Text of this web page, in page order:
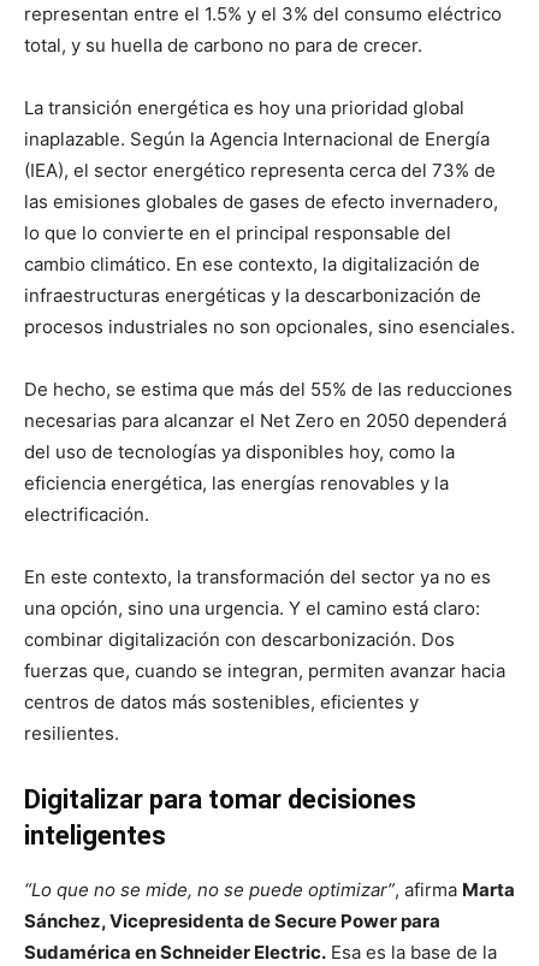
representan entre el 1.5% y el 3% del consumo eléctrico
total, y su huella de carbono no para de crecer.
La transición energética es hoy una prioridad global
inaplazable. Según la Agencia Internacional de Energía
(IEA), el sector energético representa cerca del 73% de
las emisiones globales de gases de efecto invernadero,
lo que lo convierte en el principal responsable del
cambio climático. En ese contexto, la digitalización de
infraestructuras energéticas y la descarbonización de
procesos industriales no son opcionales, sino esenciales.
De hecho, se estima que más del 55% de las reducciones
necesarias para alcanzar el Net Zero en 2050 dependerá
del uso de tecnologías ya disponibles hoy, como la
eficiencia energética, las energías renovables y la
electrificación.
En este contexto, la transformación del sector ya no es
una opción, sino una urgencia. Y el camino está claro:
combinar digitalización con descarbonización. Dos
fuerzas que, cuando se integran, permiten avanzar hacia
centros de datos más sostenibles, eficientes y
resilientes.
Digitalizar para tomar decisiones
inteligentes
“Lo que no se mide, no se puede optimizar”, afirma Marta
Sánchez, Vicepresidenta de Secure Power para
Sudamérica en Schneider Electric. Esa es la base de la